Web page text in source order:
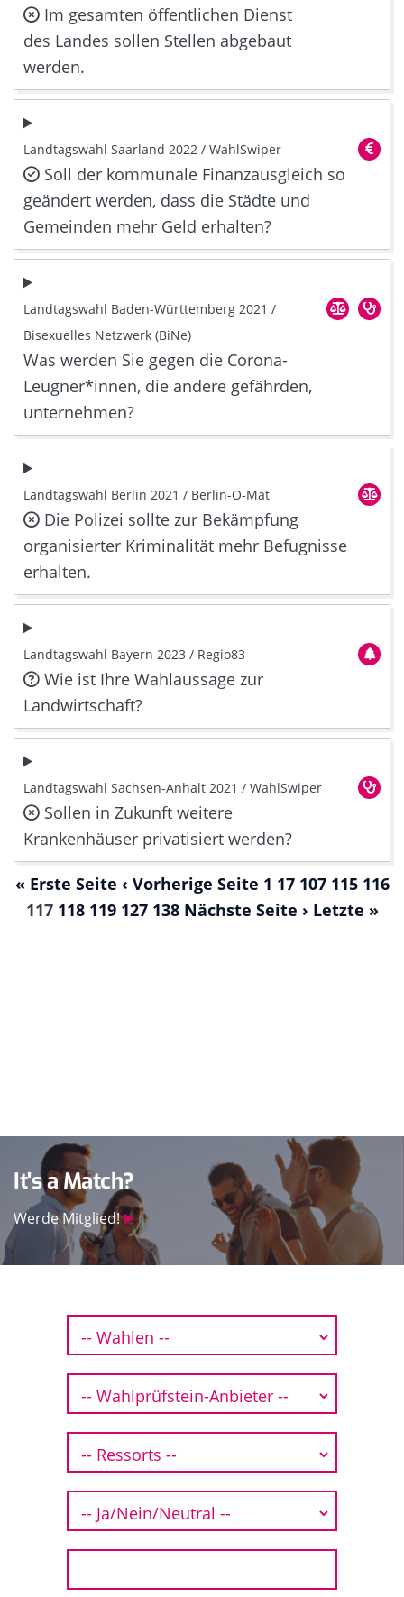
Im gesamten öffentlichen Dienst
des Landes sollen Stellen abgebaut
werden.
Landtagswahl Saarland 2022 / WahlSwiper
Soll der kommunale Finanzausgleich so
geändert werden, dass die Städte und
Gemeinden mehr Geld erhalten?
Landtagswahl Baden-Württemberg 2021 /
Bisexuelles Netzwerk (BiNe)
Was werden Sie gegen die Corona-
Leugner*innen, die andere gefährden,
unternehmen?
Landtagswahl Berlin 2021 / Berlin-O-Mat
Die Polizei sollte zur Bekämpfung
organisierter Kriminalität mehr Befugnisse
erhalten.
Landtagswahl Bayern 2023 / Regio83
Wie ist Ihre Wahlaussage zur
Landwirtschaft?
Landtagswahl Sachsen-Anhalt 2021 / WahlSwiper
Sollen in Zukunft weitere
Krankenhäuser privatisiert werden?
« Erste Seite ‹ Vorherige Seite 1 17 107 115 116
117 118 119 127 138 Nächste Seite › Letzte »
It's a Match?
Werde Mitglied!